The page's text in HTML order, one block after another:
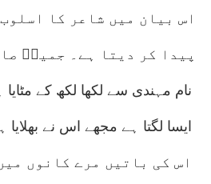
اس بیان میں شاعر کا
پیدا کر دیتا ہے۔ جمیلؔ
نام مہندی سے لکھا لکھ کے
ایسا لگتا ہے مجھے اس نے بھلایا
اس کی باتیں مرے کانوں